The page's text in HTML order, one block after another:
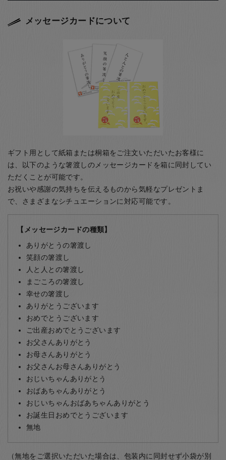
メッセージカードについて
ギフト用として紙箱または桐箱をご注文いただいたお客様に
は、以下のような箸渡しのメッセージカードを箱に同封してい
ただくことが可能です。
お祝いや感謝の気持ちを伝えるものから気軽なプレゼントま
で、さまざまなシチュエーションに対応可能です。
【メッセージカードの種類】
ありがとうの箸渡し
笑顔の箸渡し
人と人との箸渡し
まごころの箸渡し
幸せの箸渡し
ありがとうございます
おめでとうございます
ご出産おめでとうございます
お父さんありがとう
お母さんありがとう
お父さんお母さんありがとう
おじいちゃんありがとう
おばあちゃんありがとう
おじいちゃんおばあちゃんありがとう
お誕生日おめでとうございます
無地
（無地をご選択いただいた場合は、包装内に同封せず小袋が別